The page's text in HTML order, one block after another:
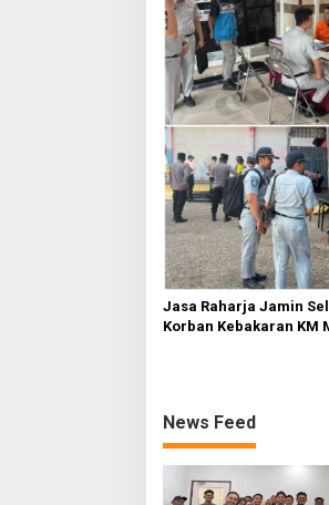
Jasa Raharja Jamin
Korban Kebakaran KM
News Feed